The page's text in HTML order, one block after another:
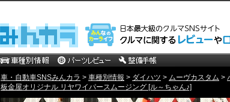
車・自動車SNSみんカラ > 車種別情報 > ダイハツ > ムーヴカスタム >
板金屋オリジナル リヤワイパースムージング [ル～ちゃん♪]